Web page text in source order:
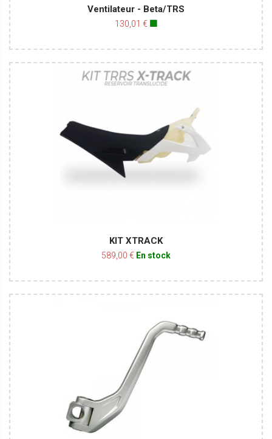
Ventilateur - Beta/TRS
130,01 €
KIT XTRACK
589,00 € En stock